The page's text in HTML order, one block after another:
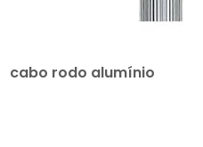
cabo rodo alumínio